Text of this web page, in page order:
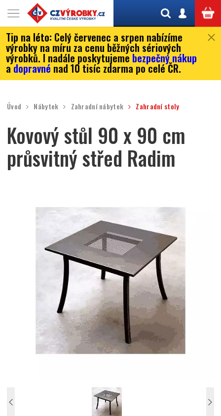
Tip na léto: Celý červenec a srpen nabízíme
výrobky na míru za cenu běžných sériových
výrobků. I nadále poskytujeme bezpečný nákup
adopravné nad 10 tisíc zdarma po celé ČR.
Úvod Nábytek Zahradní nábytek Zahradní stoly
Kovový stůl 90 x 90 cm
průsvitný střed Radim